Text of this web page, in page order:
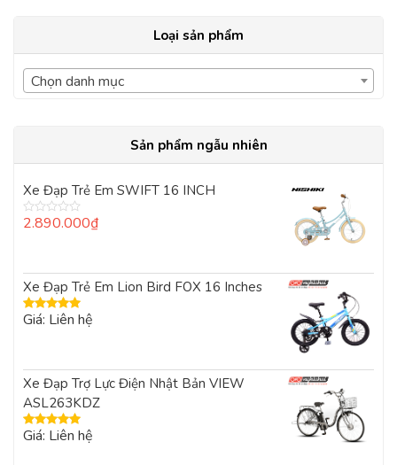
Loại sản phẩm
Chọn danh mục
Sản phẩm ngẫu nhiên
Xe Đạp Trẻ Em SWIFT 16 INCH
Được
5
sao
2.890.000₫
Xe Đạp Trẻ Em Lion Bird FOX 16 Inches
Được xếp
Giá: Liên hệ
Xe Đạp Trợ Lực Điện Nhật Bản VIEW
ASL263KDZ
Được xếp
Giá: Liên hệ